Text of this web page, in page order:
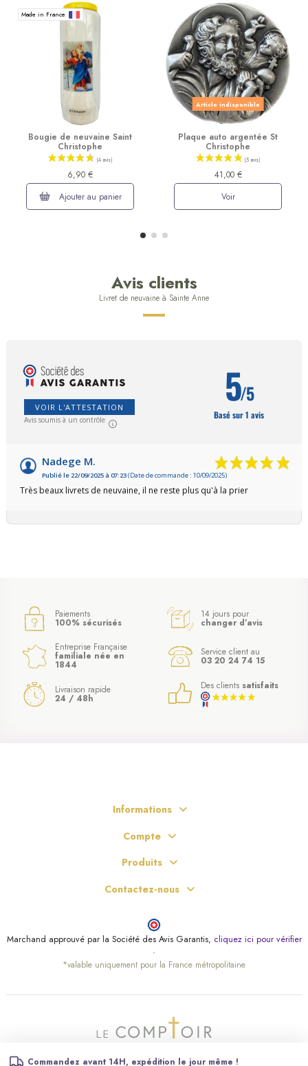
Commandez avant 14H, expédition le jour même !
Made in France
Bougie de neuvaine Saint
Christophe
(4 avis)
6,90 €
Ajouter au panier
Article indisponible
Plaque auto argentée St
Christophe
41,00 €
Voir
Avis clients
Livret de neuvaine à Sainte Anne
VOIR L'ATTESTATION
Avis soumis à un contrôle
5/5
Basé sur 1 avis
Nadege M.
Publié le 22/09/2025 à 07:23(Date de commande : 10/09/2025)
Très beaux livrets de neuvaine, il ne reste plus qu'à la prier
Paiements
100% sécurisés
14 jours pour
changer d’avis
Entreprise Française
familiale née en
1844
Service client au
03 20 24 74 15
Livraison rapide
24 / 48h
Des clients satisfaits
Informations
Compte
Produits
Contactez-nous
Marchand approuvé par la Société des Avis Garantis, cliquez ici pour vérifier
.
*valable uniquement pour la France métropolitaine